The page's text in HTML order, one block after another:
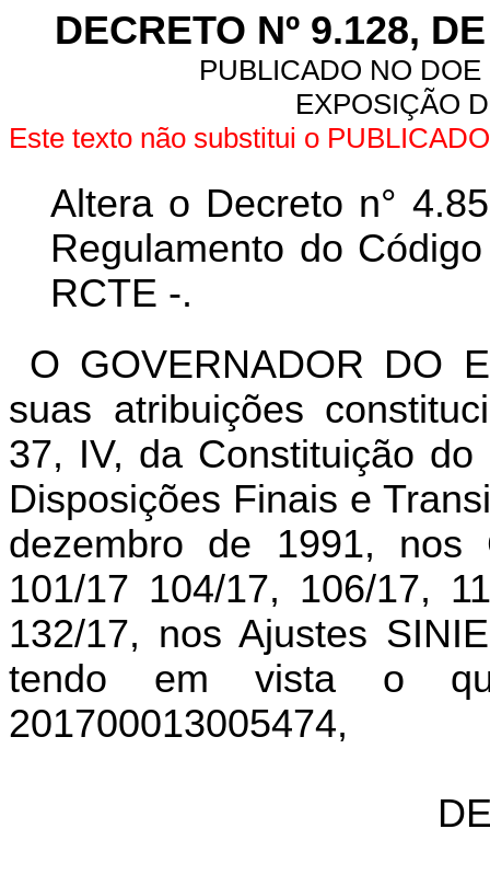
DECRETO Nº 9.128,
PUBLICADO NO
EXPOSIÇÃO
Este texto não substitui o
Altera o Decreto n°
Regulamento do
RCTE -.
O GOVERNADOR DO
suas atribuições
37, IV, da Constituição
Disposições Finais e
dezembro de 1991, nos
101/17 104/17, 106/17,
132/17, nos Ajustes
tendo em vista o
201700013005474,